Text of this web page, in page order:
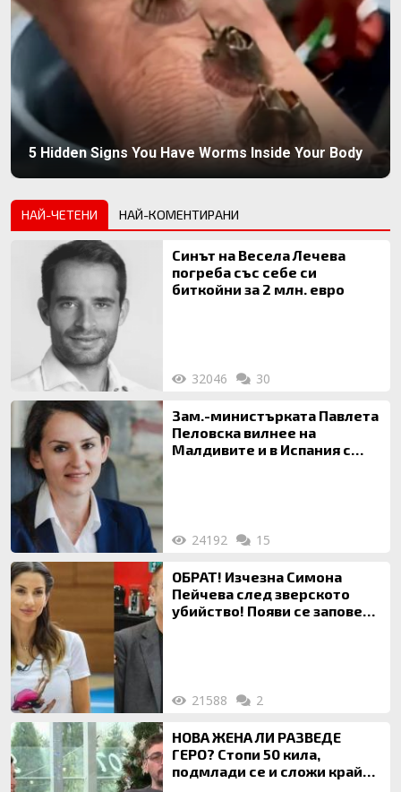
5 Hidden Signs You Have Worms Inside Your Body
НАЙ-ЧЕТЕНИ НАЙ-КОМЕНТИРАНИ
Синът на Весела Лечева
погреба със себе си
биткойни за 2 млн. евро
32046 30
Зам.-министърката Павлета
Пеловска вилнее на
Малдивите и в Испания с
24192 15
ОБРАТ! Изчезна Симона
Пейчева след зверското
убийство! Появи се заповед
21588 2
НОВА ЖЕНА ЛИ РАЗВЕДЕ
ГЕРО? Стопи 50 кила,
подмлади се и сложи край